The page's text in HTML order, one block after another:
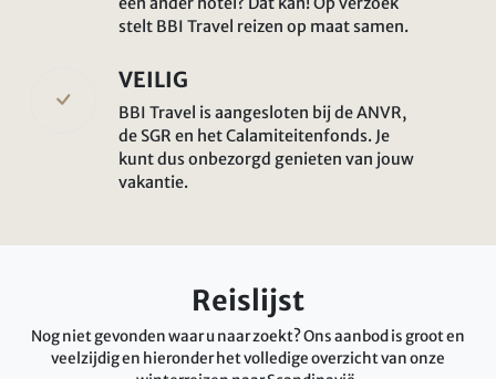
stelt BBI Travel reizen op maat samen.
VEILIG
BBI Travel is aangesloten bij de ANVR,
de SGR en het Calamiteitenfonds. Je
kunt dus onbezorgd genieten van jouw
vakantie.
Reislijst
Nog niet gevonden waar u naar zoekt? Ons aanbod is groot en
veelzijdig en hieronder het volledige overzicht van onze